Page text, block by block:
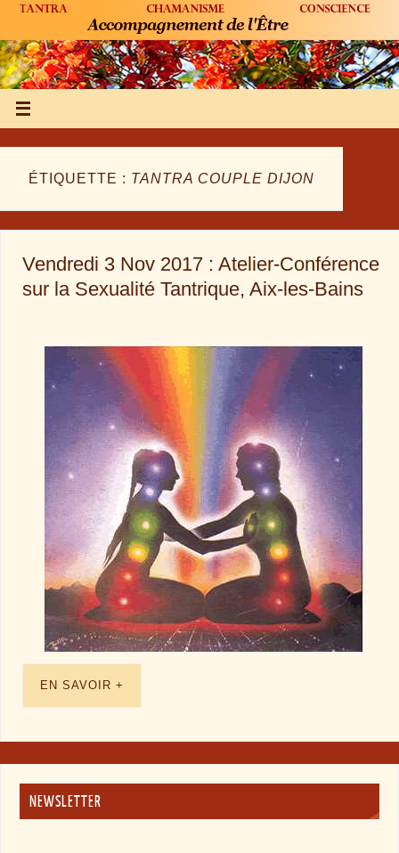
ÉTIQUETTE : TANTRA COUPLE DIJON
Vendredi 3 Nov 2017 : Atelier-Conférence
sur la Sexualité Tantrique, Aix-les-Bains
EN SAVOIR +
NEWSLETTER